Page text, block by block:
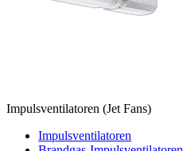
Impulsventilatoren (Jet Fans)
Impulsventilatoren